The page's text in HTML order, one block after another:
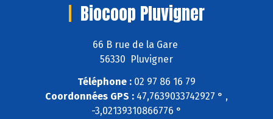
Biocoop Pluvigner
66 B rue de la Gare
56330 Pluvigner
Téléphone : 02 97 86 16 79
Coordonnées GPS : 47,7639033742927 ° ,
-3,02139310866776 °